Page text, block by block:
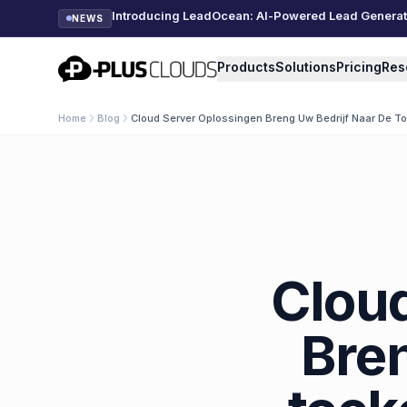
NEWS Introducing LeadOcean: AI-Powered Lead
PlusClouds ProductsSolutionsPricing
Home Blog Cloud Server Oplossingen Breng Uw Bedrijf Naar De